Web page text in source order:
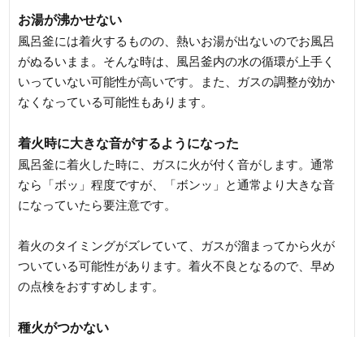
お湯が沸かせない
風呂釜には着火するものの、熱いお湯が出ないのでお風呂
がぬるいまま。そんな時は、風呂釜内の水の循環が上手く
いっていない可能性が高いです。また、ガスの調整が効か
なくなっている可能性もあります。
着火時に大きな音がするようになった
風呂釜に着火した時に、ガスに火が付く音がします。通常
なら「ボッ」程度ですが、「ボンッ」と通常より大きな音
になっていたら要注意です。
着火のタイミングがズレていて、ガスが溜まってから火が
ついている可能性があります。着火不良となるので、早め
の点検をおすすめします。
種火がつかない